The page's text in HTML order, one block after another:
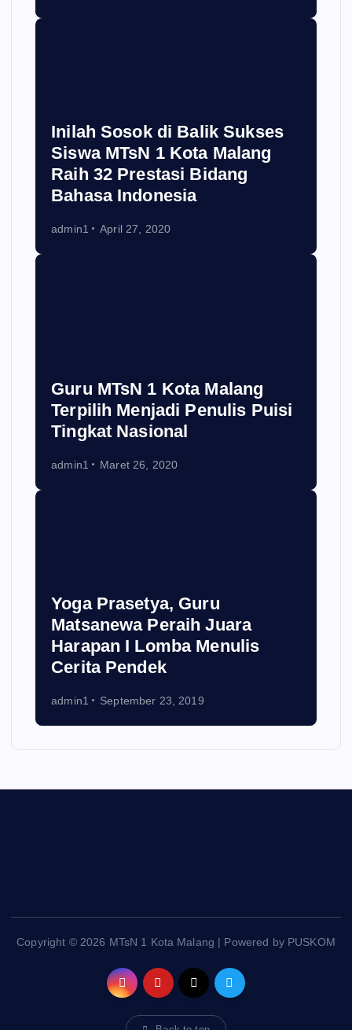
Inilah Sosok di Balik Sukses
Siswa MTsN 1 Kota Malang
Raih 32 Prestasi Bidang
Bahasa Indonesia
admin1 April 27, 2020
Guru MTsN 1 Kota Malang
Terpilih Menjadi Penulis Puisi
Tingkat Nasional
admin1 Maret 26, 2020
Yoga Prasetya, Guru
Matsanewa Peraih Juara
Harapan I Lomba Menulis
Cerita Pendek
admin1 September 23, 2019
Copyright © 2026 MTsN 1 Kota Malang | Powered by PUSKOM